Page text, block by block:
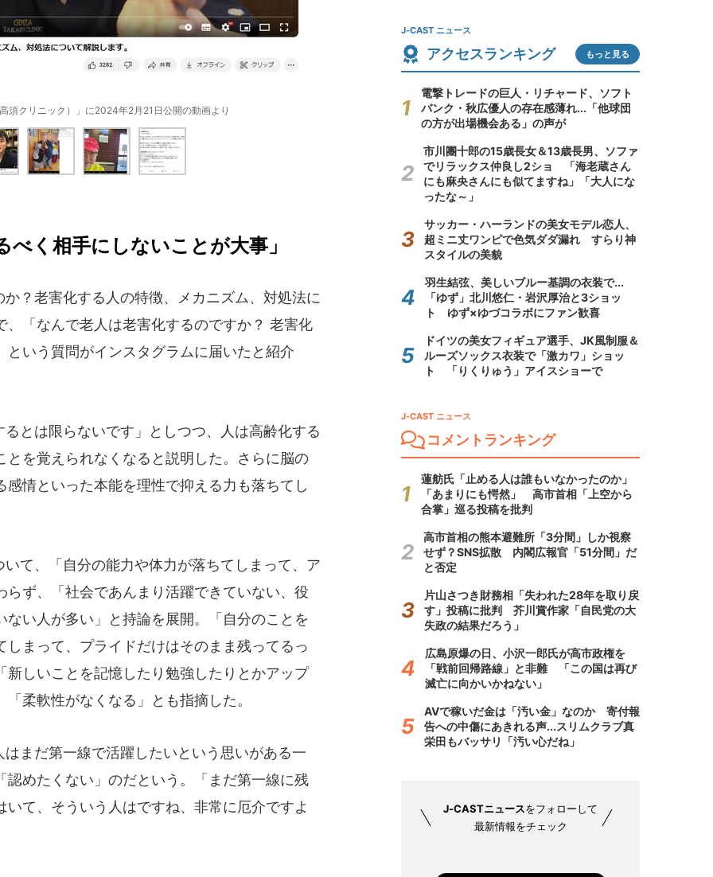
須クリニック）」に2024年2月21日公開の動画より
べく相手にしないことが大事」
？老害化する人の特徴、メカニズム、対処法に
「なんで老人は老害化するのですか？ 老害化
いう質問がインスタグラムに届いたと紹介
とは限らないです」としつつ、人は高齢化する
を覚えられなくなると説明した。さらに脳の
情といった本能を理性で抑える力も落ちてし
て、「自分の能力や体力が落ちてしまって、ア
ず、「社会であんまり活躍できていない、役
い人が多い」と持論を展開。「自分のことを
まって、プライドだけはそのまま残ってるっ
しいことを記憶したり勉強したりとかアップ
柔軟性がなくなる」とも指摘した。
まだ第一線で活躍したいという思いがある一
めたくない」のだという。「まだ第一線に残
て、そういう人はですね、非常に厄介ですよ
J-CAST ニュース
アクセスランキング もっと見る
電撃トレードの巨人・リチャード、ソフト
バンク・秋広優人の存在感薄れ...「他球団
の方が出場機会ある」の声が
市川團十郎の15歳長女＆13歳長男、ソファ
でリラックス仲良し2ショ 「海老蔵さん
にも麻央さんにも似てますね」「大人にな
ったな～」
サッカー・ハーランドの美女モデル恋人、
超ミニ丈ワンピで色気ダダ漏れ すらり神
スタイルの美貌
羽生結弦、美しいブルー基調の衣装で...
「ゆず」北川悠仁・岩沢厚治と3ショッ
ト ゆず×ゆづコラボにファン歓喜
ドイツの美女フィギュア選手、JK風制服＆
ルーズソックス衣装で「激カワ」ショッ
ト 「りくりゅう」アイスショーで
J-CAST ニュース
コメントランキング
蓮舫氏「止める人は誰もいなかったのか」
「あまりにも愕然」 高市首相「上空から
合掌」巡る投稿を批判
高市首相の熊本避難所「3分間」しか視察
せず？SNS拡散 内閣広報官「51分間」だ
と否定
片山さつき財務相「失われた28年を取り戻
す」投稿に批判 芥川賞作家「自民党の大
失政の結果だろう」
広島原爆の日、小沢一郎氏が高市政権を
「戦前回帰路線」と非難 「この国は再び
滅亡に向かいかねない」
AVで稼いだ金は「汚い金」なのか 寄付報
告への中傷にあきれる声...スリムクラブ真
栄田もバッサリ「汚い心だね」
J-CASTニュースをフォローして
最新情報をチェック